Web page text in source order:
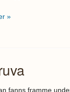
»
fanns framme